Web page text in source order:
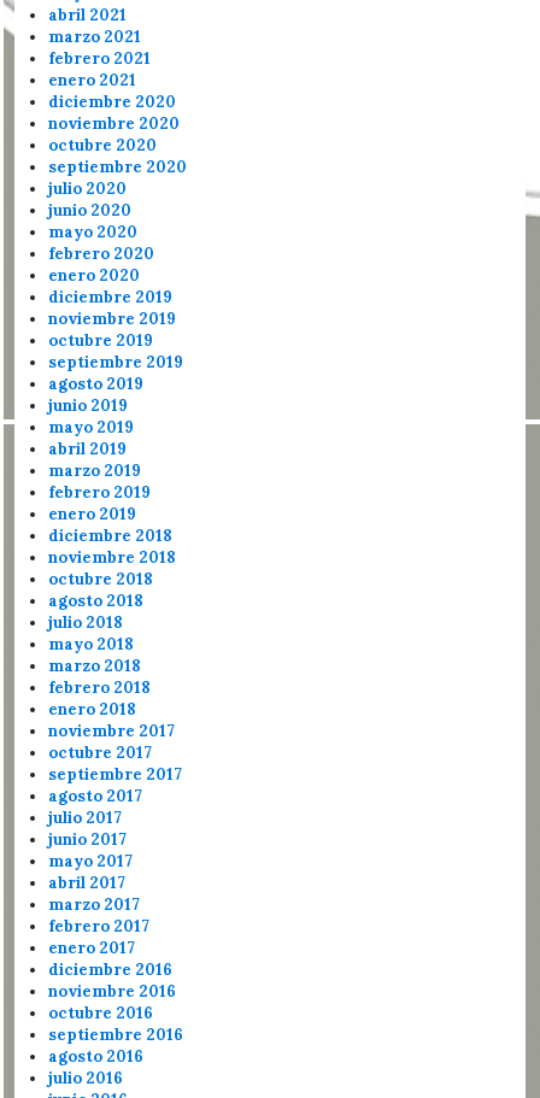
abril 2021
marzo 2021
febrero 2021
enero 2021
diciembre 2020
noviembre 2020
octubre 2020
septiembre 2020
julio 2020
junio 2020
mayo 2020
febrero 2020
enero 2020
diciembre 2019
noviembre 2019
octubre 2019
septiembre 2019
agosto 2019
junio 2019
mayo 2019
abril 2019
marzo 2019
febrero 2019
enero 2019
diciembre 2018
noviembre 2018
octubre 2018
agosto 2018
julio 2018
mayo 2018
marzo 2018
febrero 2018
enero 2018
noviembre 2017
octubre 2017
septiembre 2017
agosto 2017
julio 2017
junio 2017
mayo 2017
abril 2017
marzo 2017
febrero 2017
enero 2017
diciembre 2016
noviembre 2016
octubre 2016
septiembre 2016
agosto 2016
julio 2016